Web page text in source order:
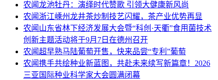
农闻龙池牡丹：演绎时代赞歌 引领大健康新风尚
农闻 浙江嵊州龙井茶炒制技艺闪耀，茶产业优势再显
农闻 山东省林下经济发展大会暨“科创·天衢”食用菌技术
创新主题活动将于9月7日在德州召开
农闻超早熟马陆葡萄开售，快来品尝“专利”葡萄
农闻携手共绘种业新蓝图，共赴未来续写新篇章！2026
三亚国际种业科学家大会圆满闭幕